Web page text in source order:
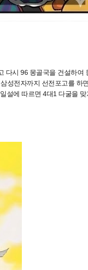
다시 96 몽골국을 건설하여
성전자까지 선전포고를 하
설에 따르면 4대1 다굴을